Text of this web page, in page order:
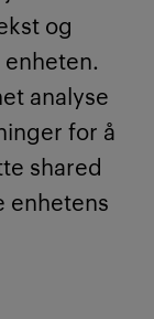
og
analyse
for å
shared
enhetens